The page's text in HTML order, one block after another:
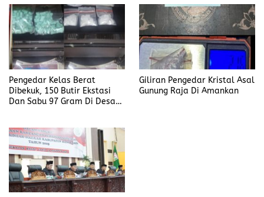
Pengedar Kelas Berat
Dibekuk, 150 Butir Ekstasi
Dan Sabu 97 Gram Di Desa
Giliran Pengedar Kristal Asal
Gunung Raja Di Amankan